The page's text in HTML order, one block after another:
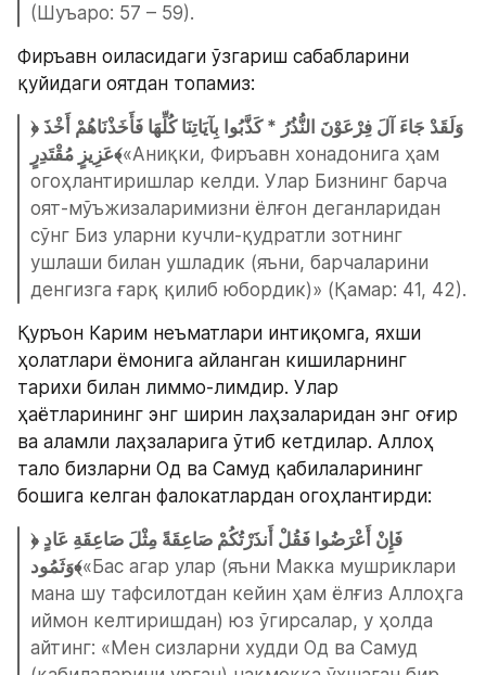
(Шуъаро: 57 – 59).
Фиръавн оиласидаги ўзгариш сабабларини
қуйидаги оятдан топамиз:
﴿وَلَقَدْ جَاءَ آلَ فِرْعَوْنَ النُّذُرُ * كَذَّبُوا بِآيَاتِنَا كُلِّهَا فَأَخَذْنَاهُمْ أَخْذَ
عَزِيزٍ مُقْتَدِرٍ﴾«Аниқки, Фиръавн хонадонига ҳам
огоҳлантиришлар келди. Улар Бизнинг барча
оят-мўъжизаларимизни ёлғон деганларидан
сўнг Биз уларни кучли-қудратли зотнинг
ушлаши билан ушладик (яъни, барчаларини
денгизга ғарқ қилиб юбордик)» (Қамар: 41, 42).
Қуръон Карим неъматлари интиқомга, яхши
ҳолатлари ёмонига айланган кишиларнинг
тарихи билан лиммо-лимдир. Улар
ҳаётларининг энг ширин лаҳзаларидан энг оғир
ва аламли лаҳзаларига ўтиб кетдилар. Аллоҳ
тало бизларни Од ва Самуд қабилаларининг
бошига келган фалокатлардан огоҳлантирди:
﴿فَإِنْ أَعْرَضُوا فَقُلْ أَنذَرْتُكُمْ صَاعِقَةً مِثْلَ صَاعِقَةِ عَادٍ
وَثَمُود﴾«Бас агар улар (яъни Макка мушриклари
мана шу тафсилотдан кейин ҳам ёлғиз Аллоҳга
иймон келтиришдан) юз ўгирсалар, у ҳолда
айтинг: «Мен сизларни худди Од ва Самуд